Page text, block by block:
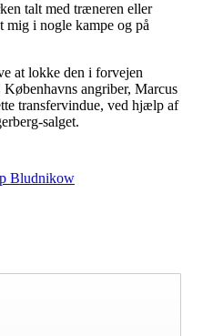
talt med træneren eller
mig i nogle kampe og på
at lokke den i forvejen
Københavns angriber, Marcus
transfervindue, ved hjælp af
salget.
Bludnikow